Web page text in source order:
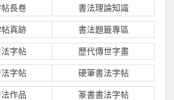
長卷 書法理論知識
真跡 書法題籤專區
字帖 歷代傳世字畫
字帖 硬筆書法字帖
作品 篆書書法字帖